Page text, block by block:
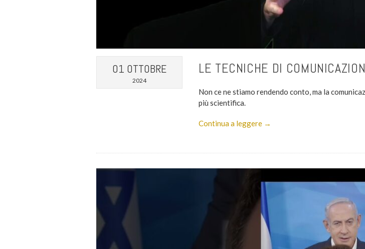
01 OTTOBRE
2024
LE TECNICHE DI
Non ce ne stiamo rendendo conto, ma la
più scientifica.
Continua a leggere →